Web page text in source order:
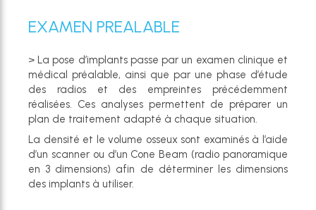
EXAMEN PREALABLE
> La pose d’implants passe par un examen clinique et
médical préalable, ainsi que par une phase d’étude
des radios et des empreintes précédemment
réalisées. Ces analyses permettent de préparer un
plan de traitement adapté à chaque situation.
La densité et le volume osseux sont examinés à l’aide
d’un scanner ou d’un Cone Beam (radio panoramique
en 3 dimensions) afin de déterminer les dimensions
des implants à utiliser.